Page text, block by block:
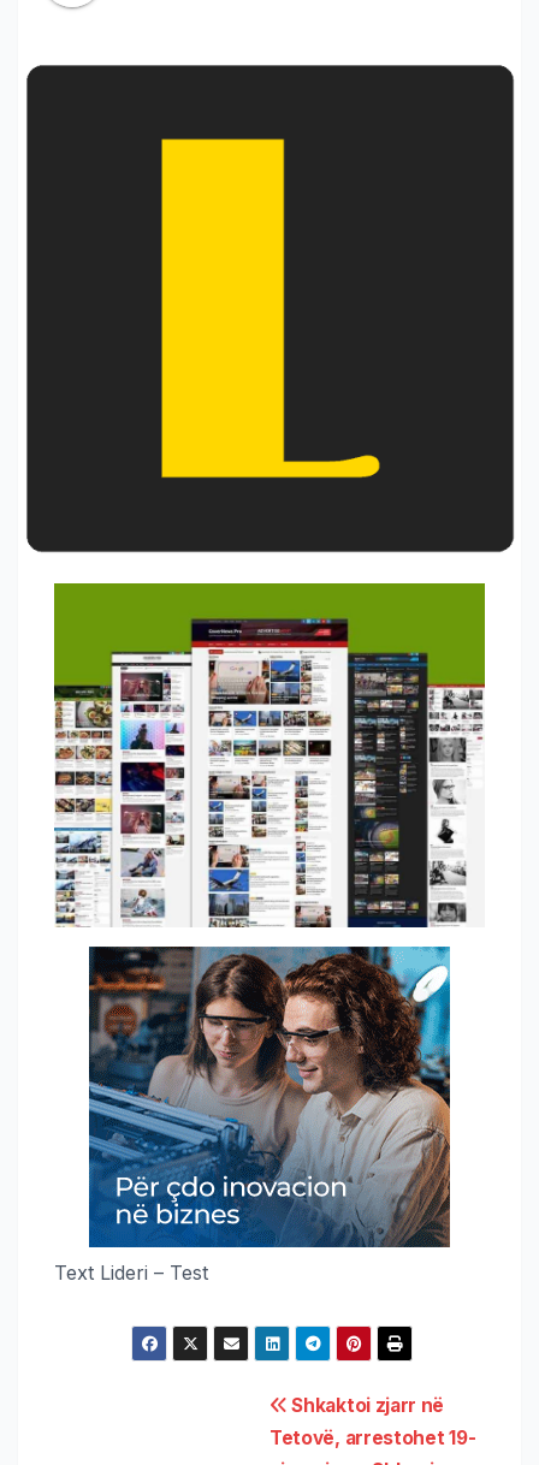
Text Lideri – Test
Shkaktoi zjarr në
Tetovë, arrestohet 19-